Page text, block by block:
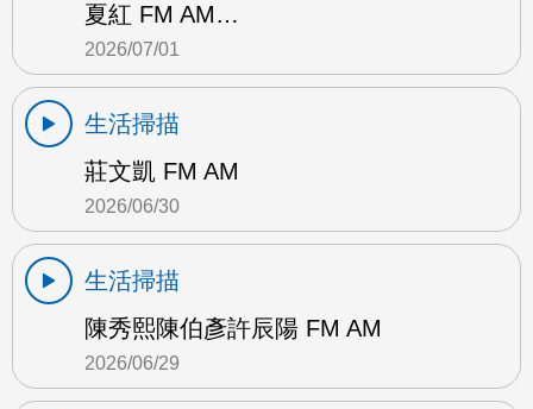
夏紅 FM AM…
2026/07/01
生活掃描
莊文凱 FM AM
2026/06/30
生活掃描
陳秀熙陳伯彥許辰陽 FM AM
2026/06/29